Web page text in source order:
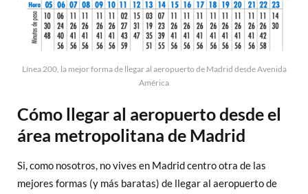
Línea 200, la mejor forma de llegar al aeropuerto de Madrid desde Avenida
América
Cómo llegar al aeropuerto desde el
área metropolitana de Madrid
Si, como nosotros, no vives en Madrid centro otra de las
mejores formas (y más baratas) de llegar al aeropuerto de